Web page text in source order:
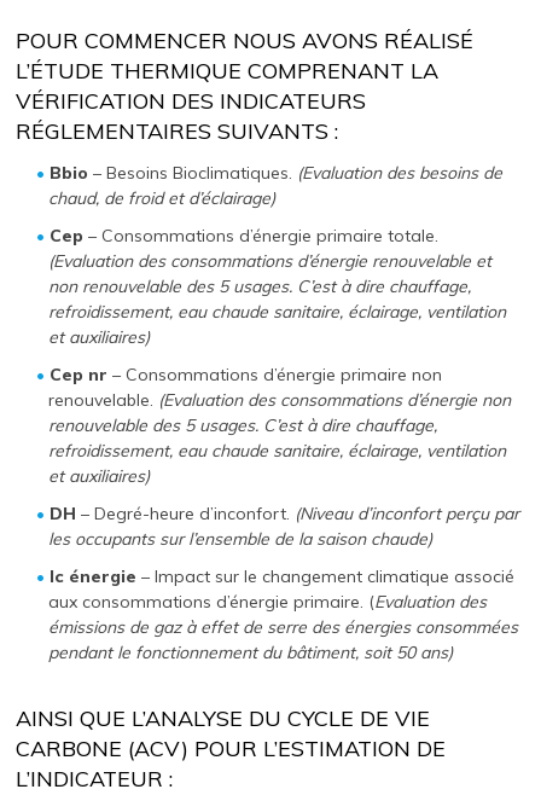
POUR COMMENCER NOUS AVONS RÉALISÉ
L’ÉTUDE THERMIQUE COMPRENANT LA
VÉRIFICATION DES INDICATEURS
RÉGLEMENTAIRES SUIVANTS :
Bbio – Besoins Bioclimatiques. (Evaluation des besoins de
chaud, de froid et d’éclairage)
Cep – Consommations d’énergie primaire totale.
(Evaluation des consommations d’énergie renouvelable et
non renouvelable des 5 usages. C’est à dire chauffage,
refroidissement, eau chaude sanitaire, éclairage, ventilation
et auxiliaires)
Cep nr – Consommations d’énergie primaire non
renouvelable. (Evaluation des consommations d’énergie non
renouvelable des 5 usages. C’est à dire chauffage,
refroidissement, eau chaude sanitaire, éclairage, ventilation
et auxiliaires)
DH – Degré-heure d’inconfort. (Niveau d’inconfort perçu par
les occupants sur l’ensemble de la saison chaude)
Ic énergie – Impact sur le changement climatique associé
aux consommations d’énergie primaire. (Evaluation des
émissions de gaz à effet de serre des énergies consommées
pendant le fonctionnement du bâtiment, soit 50 ans)
AINSI QUE L’ANALYSE DU CYCLE DE VIE
CARBONE (ACV) POUR L’ESTIMATION DE
L’INDICATEUR :